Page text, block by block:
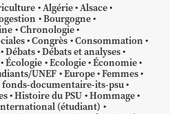
Algérie Alsace
Bourgogne
Chronologie
Congrès Consommation
Débats Débats et analyses
Écologie Ecologie Économie
UNEF Europe Femmes
fonds-documentaire-its-psu
Histoire du PSU Hommage
(étudiant)